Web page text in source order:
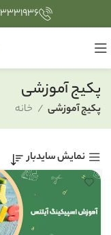
پکیج آموزشی
پکیج آموزشی
نمایش سایدبار